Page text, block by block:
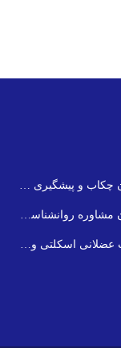
و پیشگیری از بیماری ها
روانشناسی و سلامت روان
اسکلتی و بیماری های استخوان و مفاصل